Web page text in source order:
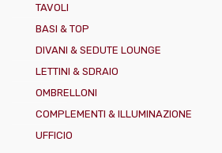
TAVOLI
BASI & TOP
DIVANI & SEDUTE LOUNGE
LETTINI & SDRAIO
OMBRELLONI
COMPLEMENTI & ILLUMINAZIONE
UFFICIO